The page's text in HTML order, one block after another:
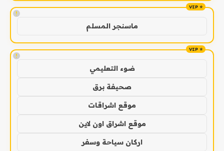
!
ماسنجر المسلم
!
ضوء التعليمي
صحيفة برق
موقع اشراقات
موقع اشراق اون لاين
اركان سياحة وسفر